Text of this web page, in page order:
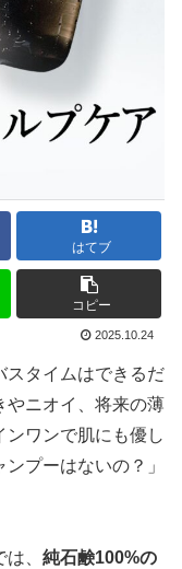
はてブ
コピー
2025.10.24
スタイムはできるだ
やニオイ、将来の薄
ワンで肌にも優し
プーはないの？」
、 純石鹸100%の